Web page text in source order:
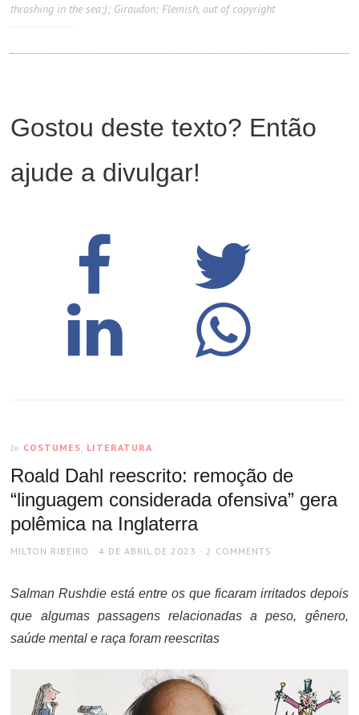
thrashing in the sea;); Giraudon; Flemish, out of copyright
Gostou deste texto? Então
ajude a divulgar!
In COSTUMES LITERATURA
Roald Dahl reescrito: remoção de
“linguagem considerada ofensiva” gera
polêmica na Inglaterra
AUTHOR
MILTON RIBEIRO
POSTED
4 DE ABRIL DE 2023 2 COMMENTS
Salman Rushdie está entre os que ficaram irritados depois
que algumas passagens relacionadas a peso, gênero,
saúde mental e raça foram reescritas